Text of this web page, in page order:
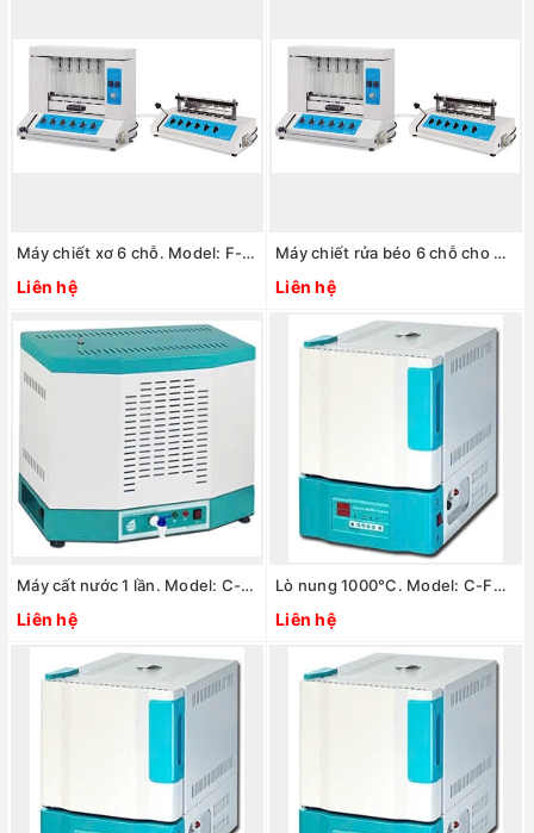
Máy chiết xơ 6 chỗ. Model: F-6P
Liên hệ
Máy chiết rửa béo 6 chỗ cho phân tích xơ. Model: EF-6P
Liên hệ
Máy cất nước 1 lần. Model: C-DIS4
Liên hệ
Lò nung 1000°C. Model: C-FMD4
Liên hệ